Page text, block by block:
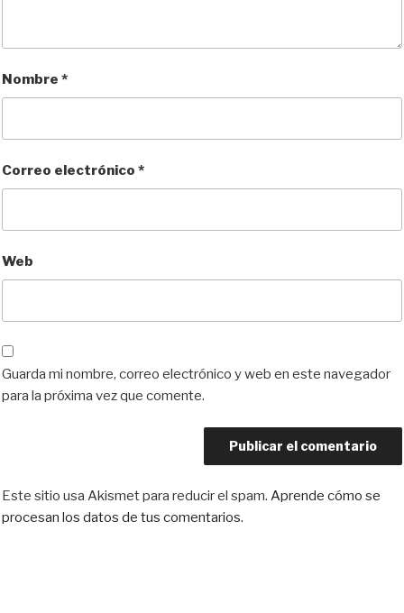
Nombre *
Correo electrónico *
Web
Guarda mi nombre, correo electrónico y web en este navegador
para la próxima vez que comente.
Este sitio usa Akismet para reducir el spam. Aprende cómo se
procesan los datos de tus comentarios.